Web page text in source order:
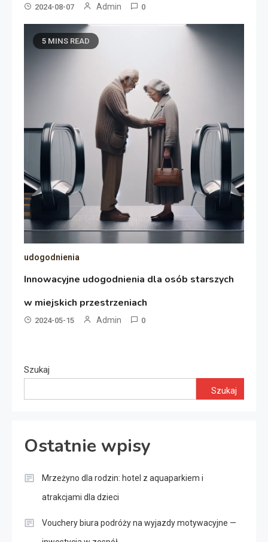
2024-08-07 Admin 0
5 MINS READ
udogodnienia
Innowacyjne udogodnienia dla osób starszych
w miejskich przestrzeniach
2024-05-15 Admin 0
Szukaj
Szukaj
Ostatnie wpisy
Mrzeżyno dla rodzin: hotel z aquaparkiem i
atrakcjami dla dzieci
Vouchery biura podróży na wyjazdy motywacyjne —